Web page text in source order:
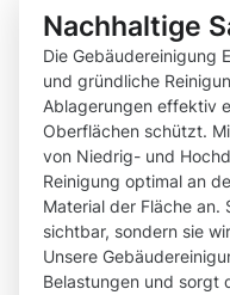
Nachhaltige
Die Gebäudereinigung
und gründliche
Ablagerungen effektiv
Oberflächen schützt.
von Niedrig- und
Reinigung optimal an
Material der Fläche
sichtbar, sondern sie
Unsere
Belastungen und sorgt